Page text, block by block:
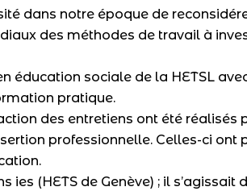
dans notre époque de
des méthodes de travail à
éducation sociale de la HETSL
pratique.
des entretiens ont été réalisés
professionnelle. Celles-ci
ies (HETS de Genève) ; il